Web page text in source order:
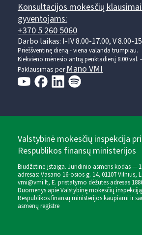
Konsultacijos mokesčių
gyventojams:
+370 5 260 5060
Darbo laikas: I-IV 8.00-17.00, V 8.00-
Prieššventinę dieną - viena valanda trumpiau.
Kiekvieno mėnesio antrą penktadienį 8.00 val.
Paklausimas per Mano VMI
Valstybinė mokesčių inspekcija
Respublikos finansų ministerijos
Biudžetinė įstaiga. Juridinio asmens kodas —
adresas: Vasario 16-osios g. 14, 01107 Vilnius,
vmi@vmi.lt, E. pristatymo dėžutės adresas
Duomenys apie Valstybinę mokesčių
Respublikos finansų ministerijos kaupiami ir
asmenų registre